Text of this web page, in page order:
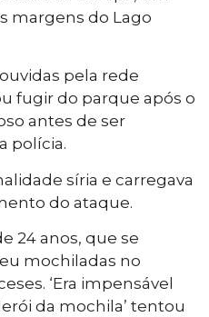
margens do Lago
pela rede
fugir do parque após o
antes de ser
polícia.
síria e carregava
do ataque.
24 anos, que se
mochiladas no
‘Era impensável
da mochila’ tentou